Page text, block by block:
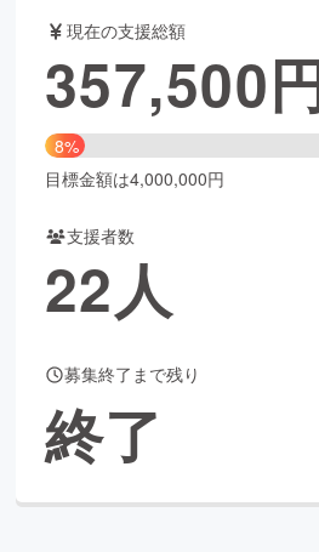
ォーマンス
食店 ファッ
画
ー・ヘルスケア
ィ
現在の支援総額
357,500
8%
目標金額は4,000,000円
支援者数
22人
募集終了まで残り
終了